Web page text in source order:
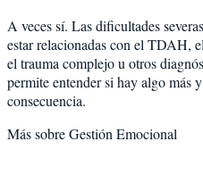
A veces sí. Las dificultades
estar relacionadas con el TDAH,
el trauma complejo u otros
permite entender si hay algo más
consecuencia.
Más sobreGestión Emocional